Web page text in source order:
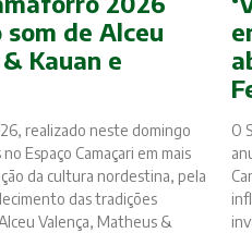
de Alceu
Kauan e
realizado neste domingo
Espaço Camaçari em mais
da cultura nordestina, pela
das tradições
Valença, Matheus &
O